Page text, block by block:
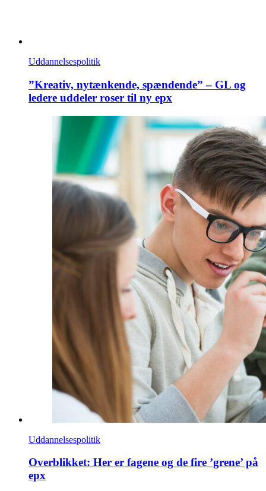
Uddannelsespolitik
”Kreativ, nytænkende, spændende” – GL og
ledere uddeler roser til ny epx
Uddannelsespolitik
Overblikket: Her er fagene og de fire ’grene’ på
epx